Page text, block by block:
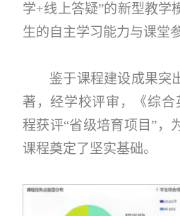
学+线上答疑”的新型教学
生的自主学习能力与课堂
鉴于课程建设成果突
著，经学校评审，《综
程获评“省级培育项目”，
课程奠定了坚实基础。